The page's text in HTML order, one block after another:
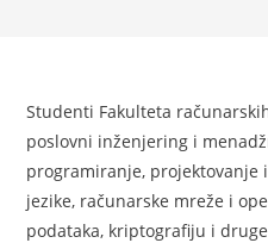
Studenti Fakulteta
poslovni inženjering i
programiranje, projektovanje
jezike, računarske mreže i
podataka, kriptografiju i